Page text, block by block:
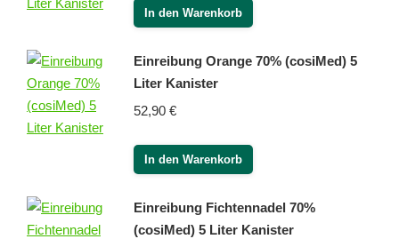
In den Warenkorb
Einreibung Orange 70% (cosiMed) 5
Liter Kanister
52,90 €
In den Warenkorb
Einreibung Fichtennadel 70%
(cosiMed) 5 Liter Kanister